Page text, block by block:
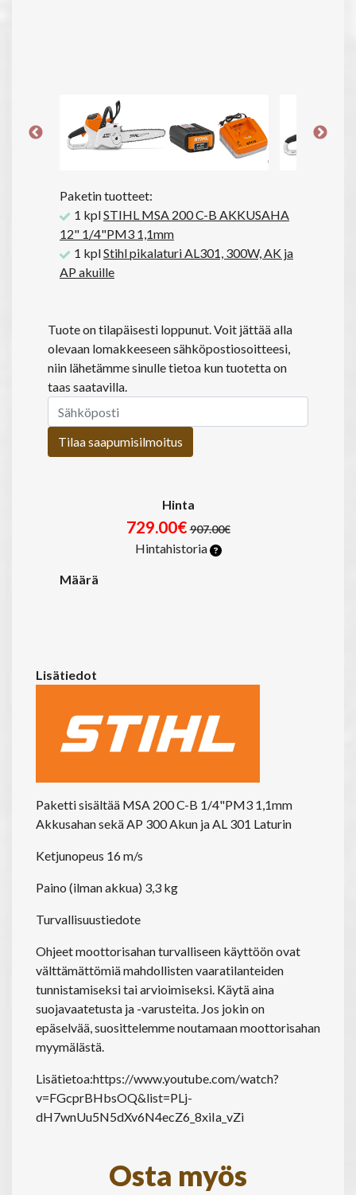
Paketin tuotteet:
1 kplSTIHL MSA 200 C-B AKKUSAHA
12" 1/4"PM3 1,1mm
1 kplStihl pikalaturi AL301, 300W, AK ja
AP akuille
Tuote on tilapäisesti loppunut. Voit jättää alla
olevaan lomakkeeseen sähköpostiosoitteesi,
niin lähetämme sinulle tietoa kun tuotetta on
taas saatavilla.
Tilaa saapumisilmoitus
Hinta
729.00€ 907.00€
Hintahistoria
Määrä
Lisätiedot
Paketti sisältää MSA 200 C-B 1/4"PM3 1,1mm
Akkusahan sekä AP 300 Akun ja AL 301 Laturin
Ketjunopeus 16 m/s
Paino (ilman akkua) 3,3 kg
Turvallisuustiedote
Ohjeet moottorisahan turvalliseen käyttöön ovat
välttämättömiä mahdollisten vaaratilanteiden
tunnistamiseksi tai arvioimiseksi. Käytä aina
suojavaatetusta ja -varusteita. Jos jokin on
epäselvää, suosittelemme noutamaan moottorisahan
myymälästä.
Lisätietoa:https://www.youtube.com/watch?
v=FGcprBHbsOQ&list=PLj-
dH7wnUu5N5dXv6N4ecZ6_8xiIa_vZi
Osta myös